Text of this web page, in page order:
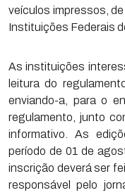
veículos impressos,
Instituições Federais
As instituições
leitura do
enviando-a, para o
regulamento, junto
informativo. As
período de 01 de
inscrição deverá ser
responsável pelo